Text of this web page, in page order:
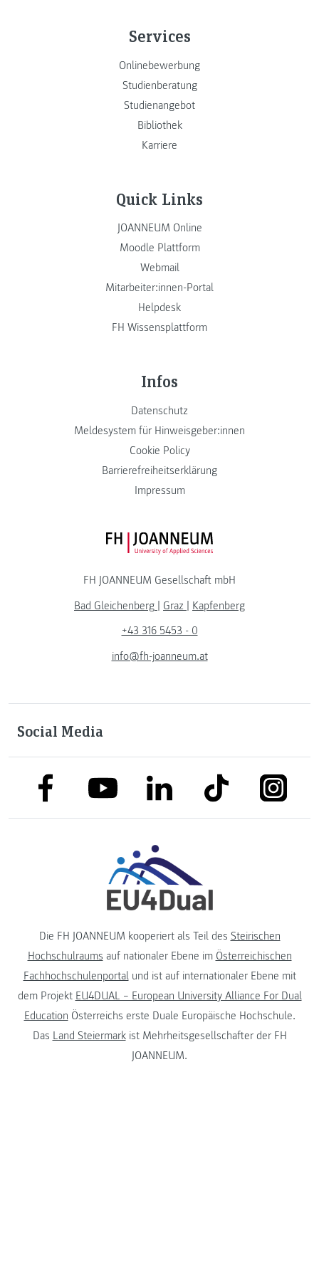
Services
Onlinebewerbung
Studienberatung
Studienangebot
Bibliothek
Karriere
Quick Links
JOANNEUM Online
Moodle Plattform
Webmail
Mitarbeiter:innen-Portal
Helpdesk
FH Wissensplattform
Infos
Datenschutz
Meldesystem für Hinweisgeber:innen
Cookie Policy
Barrierefreiheitserklärung
Impressum
FH JOANNEUM Logo
FH JOANNEUM Gesellschaft mbH
Bad Gleichenberg | Graz | Kapfenberg
+43 316 5453 - 0
info@fh-joanneum.at
Social Media
link to facebooklink to youtubelink to linkedinlink to tiktok link to
Die FH JOANNEUM kooperiert als Teil des Steirischen
Hochschulraums auf nationaler Ebene im Österreichischen
Fachhochschulenportalund ist auf internationaler Ebene mit
dem Projekt EU4DUAL – European University Alliance For Dual
Education Österreichs erste Duale Europäische Hochschule.
Das Land Steiermarkist Mehrheitsgesellschafter der FH
JOANNEUM.